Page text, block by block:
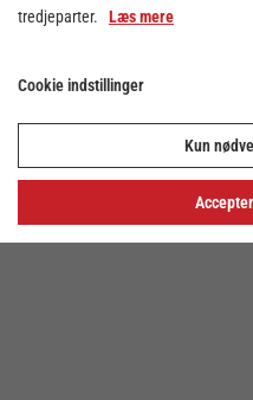
tredjeparter. Læs mere
Cookie indstillinger
Kun